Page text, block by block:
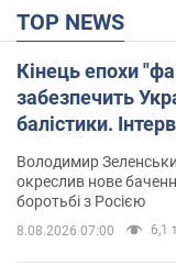
TOP NEWS
Кінець епохи
забезпечить
балістики.
Володимир
окреслив нове
боротьбі з Росією
8.08.2026 07:00 6,1